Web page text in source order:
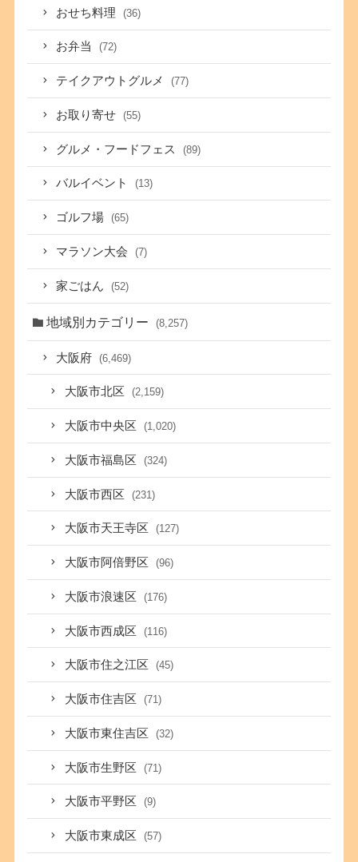
おせち料理 (36)
お弁当 (72)
テイクアウトグルメ (77)
お取り寄せ (55)
グルメ・フードフェス (89)
バルイベント (13)
ゴルフ場 (65)
マラソン大会 (7)
家ごはん (52)
地域別カテゴリー (8,257)
大阪府 (6,469)
大阪市北区 (2,159)
大阪市中央区 (1,020)
大阪市福島区 (324)
大阪市西区 (231)
大阪市天王寺区 (127)
大阪市阿倍野区 (96)
大阪市浪速区 (176)
大阪市西成区 (116)
大阪市住之江区 (45)
大阪市住吉区 (71)
大阪市東住吉区 (32)
大阪市生野区 (71)
大阪市平野区 (9)
大阪市東成区 (57)